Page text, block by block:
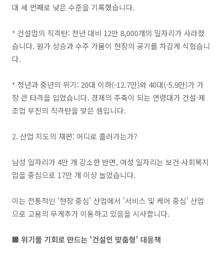
대 세 번째로 낮은 수준을 기록했습니다.
* 건설업의 직격탄: 전년 대비 12만 8,000개의 일자리가 사라졌
습니다. 원가 상승과 수주 가뭄이 현장의 공기를 차갑게 식혔습니
다.
* 청년과 중년의 위기: 20대 이하(-12.7만)와 40대(-5.9만)가 가
장 큰 타격을 입었습니다. 경제의 주축이 되는 연령대가 건설·제
조업 부진의 직격탄을 맞은 셈입니다.
2. 산업 지도의 재편: 어디로 흘러가는가?
남성 일자리가 4만 개 감소한 반면, 여성 일자리는 보건·사회복지
업을 중심으로 17만 개 이상 늘었습니다.
이는 전통적인 '현장 중심' 산업에서 '서비스 및 케어 중심' 산업
으로 고용의 무게추가 이동하고 있음을 시사합니다.
■ 위기를 기회로 만드는 '건설인 맞춤형' 대응책